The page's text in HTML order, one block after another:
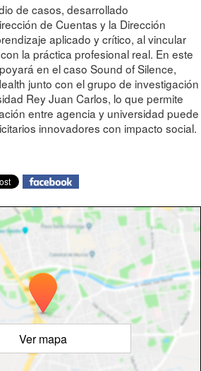
de casos, desarrollado
de Cuentas y la Dirección
aplicado y crítico, al vincular
la práctica profesional real. En este
en el caso Sound of Silence,
junto con el grupo de investigación
Rey Juan Carlos, lo que permite
entre agencia y universidad puede
innovadores con impacto social.
Ver mapa